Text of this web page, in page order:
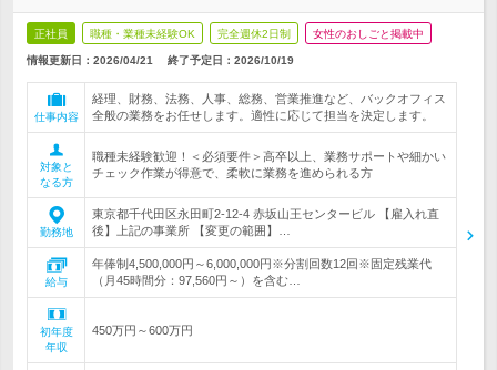
正社員 職種・業種未経験OK 完全週休2日制 女性のおしごと掲載中
情報更新日：2026/04/21 終了予定日： 2026/10/19
仕事内容
経理、財務、法務、人事、総務、営業推進など、バックオフィス
全般の業務をお任せします。適性に応じて担当を決定します。
対象と
なる方
職種未経験歓迎！＜必須要件＞高卒以上、業務サポートや細かい
チェック作業が得意で、柔軟に業務を進められる方
勤務地
東京都千代田区永田町2-12-4 赤坂山王センタービル 【雇入れ直
後】上記の事業所 【変更の範囲】…
給与
年俸制4,500,000円～6,000,000円※分割回数12回※固定残業代
（月45時間分：97,560円～）を含む…
初年度
年収
450万円～600万円